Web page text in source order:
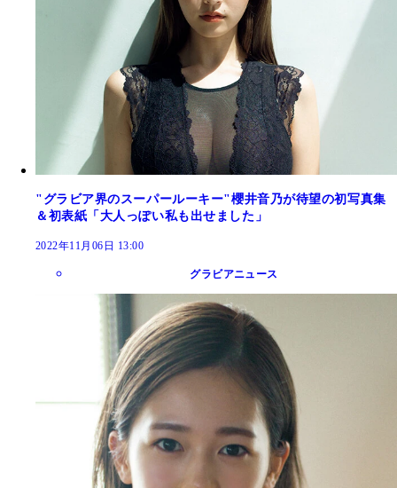
"グラビア界のスーパールーキー"櫻井音乃が待望の初写真集
＆初表紙「大人っぽい私も出せました」
2022年11月06日 13:00
グラビアニュース